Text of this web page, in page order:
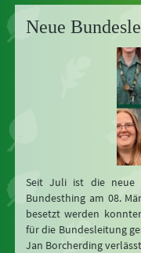
Neue
Seit Juli ist die neue
Bundesthing am 08.
besetzt werden
für die Bundesleitung
Jan Borcherding